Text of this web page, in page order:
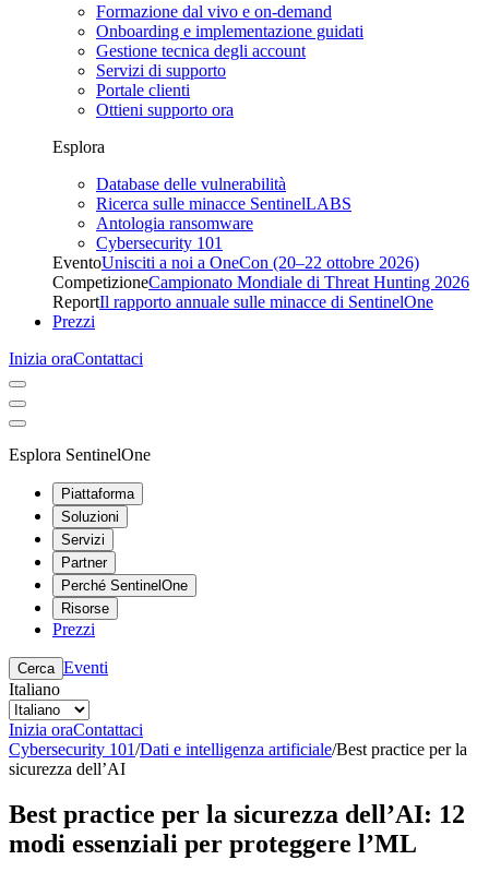
Formazione dal vivo e on-demand
Onboarding e implementazione guidati
Gestione tecnica degli account
Servizi di supporto
Portale clienti
Ottieni supporto ora
Esplora
Database delle vulnerabilità
Ricerca sulle minacce SentinelLABS
Antologia ransomware
Cybersecurity 101
EventoUnisciti a noi a OneCon (20–22 ottobre 2026)
CompetizioneCampionato Mondiale di Threat Hunting 2026
ReportIl rapporto annuale sulle minacce di SentinelOne
Prezzi
Inizia oraContattaci
Esplora SentinelOne
Piattaforma
Soluzioni
Servizi
Partner
Perché SentinelOne
Risorse
Prezzi
Cerca Eventi
Italiano
Inizia oraContattaci
Cybersecurity 101/Dati e intelligenza artificiale/Best practice per la
sicurezza dell’AI
Best practice per la sicurezza dell’AI: 12
modi essenziali per proteggere l’ML